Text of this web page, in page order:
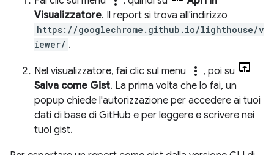
Visualizzatore. Il report si trova all'indirizzo
https://googlechrome.github.io/lighthouse/v
iewer/ .
Nel visualizzatore, fai clic sul menu more_vert , poi su
Salva come Gist. La prima volta che lo fai, un
popup chiede l'autorizzazione per accedere ai tuoi
dati di base di GitHub e per leggere e scrivere nei
tuoi gist.